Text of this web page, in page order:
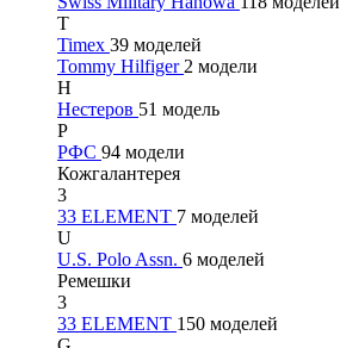
T
Timex 39 моделей
Tommy Hilfiger 2 модели
Н
Нестеров 51 модель
Р
РФС 94 модели
Кожгалантерея
3
33 ELEMENT 7 моделей
U
U.S. Polo Assn. 6 моделей
Ремешки
3
33 ELEMENT 150 моделей